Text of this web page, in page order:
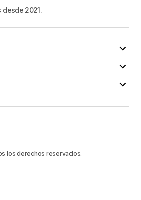
2021.
los derechos reservados.